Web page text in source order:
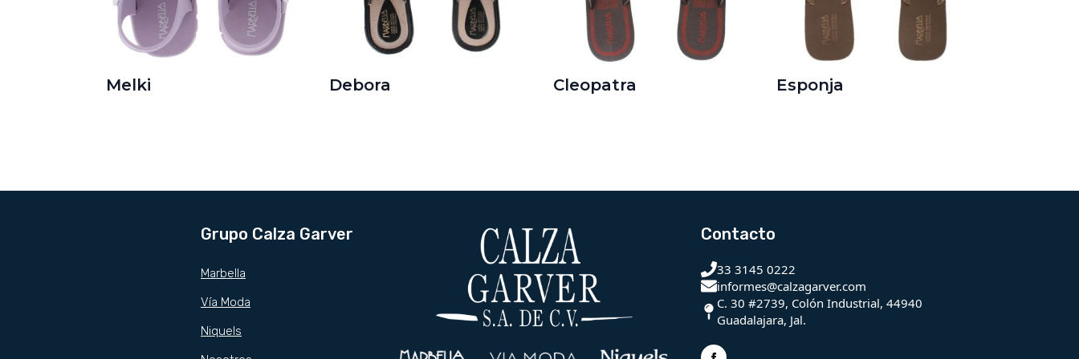
Melki Debora Cleopatra Esponja
Grupo Calza Garver
Marbella
Vía Moda
Niquels
Contacto
33 3145 0222
informes@calzagarver.com
C. 30 #2739, Colón Industrial, 44940
Guadalajara, Jal.